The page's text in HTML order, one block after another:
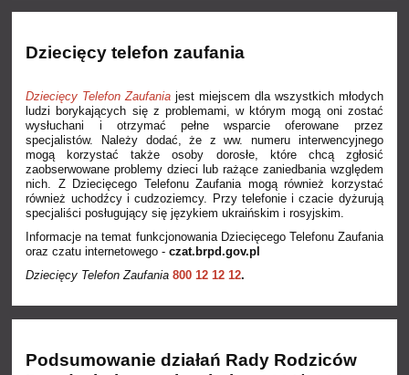
Dziecięcy telefon zaufania
Dziecięcy Telefon Zaufania jest miejscem dla wszystkich młodych
ludzi borykających się z problemami, w którym mogą oni zostać
wysłuchani i otrzymać pełne wsparcie oferowane przez
specjalistów. Należy dodać, że z ww. numeru interwencyjnego
mogą korzystać także osoby dorosłe, które chcą zgłosić
zaobserwowane problemy dzieci lub rażące zaniedbania względem
nich. Z Dziecięcego Telefonu Zaufania mogą również korzystać
również uchodźcy i cudzoziemcy. Przy telefonie i czacie dyżurują
specjaliści posługujący się językiem ukraińskim i rosyjskim.
Informacje na temat funkcjonowania Dziecięcego Telefonu Zaufania
oraz czatu internetowego -czat.brpd.gov.pl
Dziecięcy Telefon Zaufania 800 12 12 12.
Podsumowanie działań Rady Rodziców